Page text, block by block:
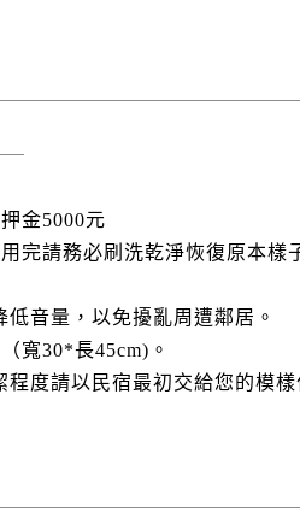
金5000元
完請務必刷洗乾淨恢復原本
低音量，以免擾亂周遭鄰居。
寬30*長45cm)。
程度請以民宿最初交給您的模樣